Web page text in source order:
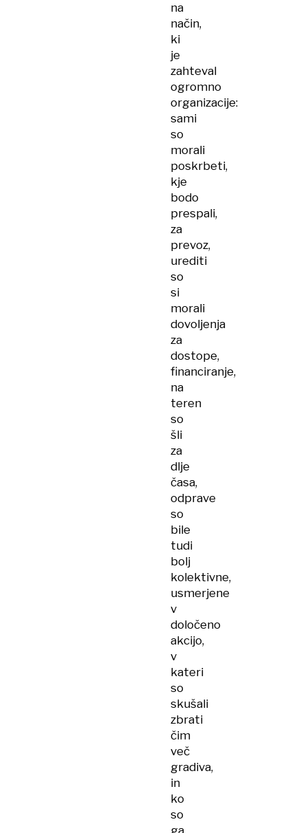
na
način,
ki
je
zahteval
ogromno
organizacije:
sami
so
morali
poskrbeti,
kje
bodo
prespali,
za
prevoz,
urediti
so
si
morali
dovoljenja
za
dostope,
financiranje,
na
teren
so
šli
za
dlje
časa,
odprave
so
bile
tudi
bolj
kolektivne,
usmerjene
v
določeno
akcijo,
v
kateri
so
skušali
zbrati
čim
več
gradiva,
in
ko
so